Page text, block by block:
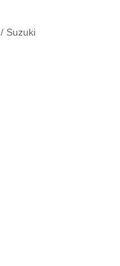
/ Suzuki